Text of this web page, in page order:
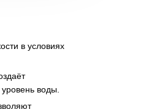
в условиях
воды.